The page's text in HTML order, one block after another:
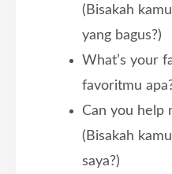
(Bisakah
yang bagus?)
What’s your
favoritmu
Can you help
(Bisakah
saya?)